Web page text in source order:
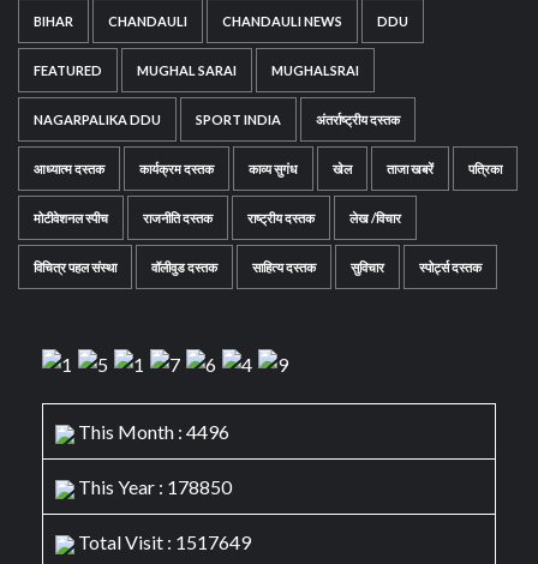
BIHAR CHANDAULI CHANDAULI NEWS DDU
FEATURED MUGHAL SARAI MUGHALSRAI
NAGARPALIKA DDU SPORT INDIA अंतर्राष्ट्रीय दस्तक
आध्यात्म दस्तक कार्यक्रम दस्तक काव्य सुगंध खेल ताजा खबरें पत्रिका
मोटीवेशनल स्पीच राजनीति दस्तक राष्ट्रीय दस्तक लेख /विचार
विचित्र पहल संस्था वॉलीवुड दस्तक साहित्य दस्तक सुविचार स्पोर्ट्स दस्तक
This Month : 4496
This Year : 178850
Total Visit : 1517649